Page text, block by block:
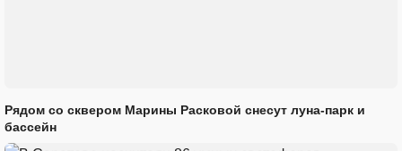
Рядом со сквером Марины Расковой снесут луна-парк и
бассейн